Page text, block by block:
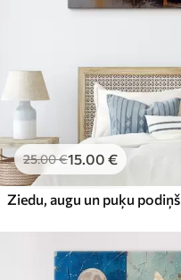
25.00€15.00 €
Ziedu, augu un puķu podiņš